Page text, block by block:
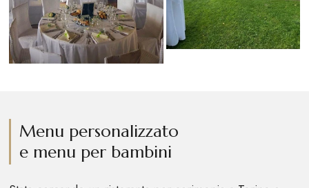
Menu personalizzato
e menu per bambini